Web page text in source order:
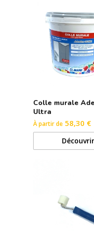
Colle murale
Ultra
À partir de 58,30 €
Découvrir